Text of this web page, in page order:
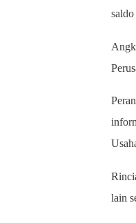
lain